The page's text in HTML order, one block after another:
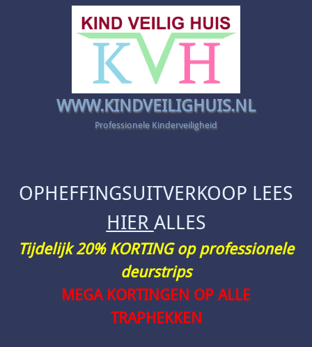
WWW.KINDVEILIGHUIS.NL
Professionele Kinderveiligheid
OPHEFFINGSUITVERKOOP LEES
HIER ALLES
Tijdelijk 20% KORTING op professionele
deurstrips
MEGA KORTINGEN OP ALLE
TRAPHEKKEN